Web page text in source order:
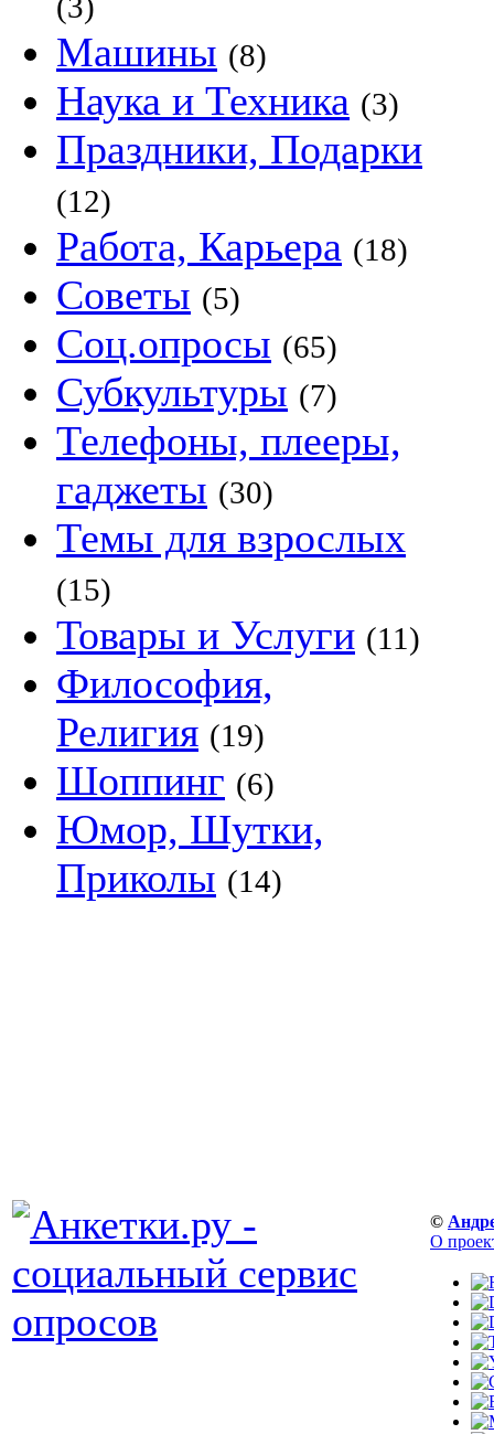
Машины (8)
Наука и Техника (3)
Праздники, Подарки
(12)
Работа, Карьера (18)
Советы (5)
Соц.опросы (65)
Субкультуры (7)
Телефоны, плееры,
гаджеты (30)
Темы для взрослых
(15)
Товары и Услуги (11)
Философия,
Религия (19)
Шоппинг (6)
Юмор, Шутки,
Приколы (14)
©
О